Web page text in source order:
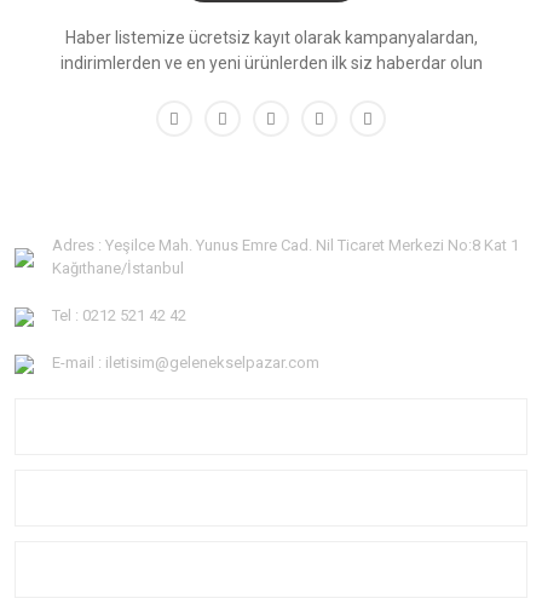
Haber listemize ücretsiz kayıt olarak kampanyalardan,
indirimlerden ve en yeni ürünlerden ilk siz haberdar olun
Adres : Yeşilce Mah. Yunus Emre Cad. Nil Ticaret Merkezi No:8 Kat 1
Kağıthane/İstanbul
Tel : 0212 521 42 42
E-mail : iletisim@gelenekselpazar.com